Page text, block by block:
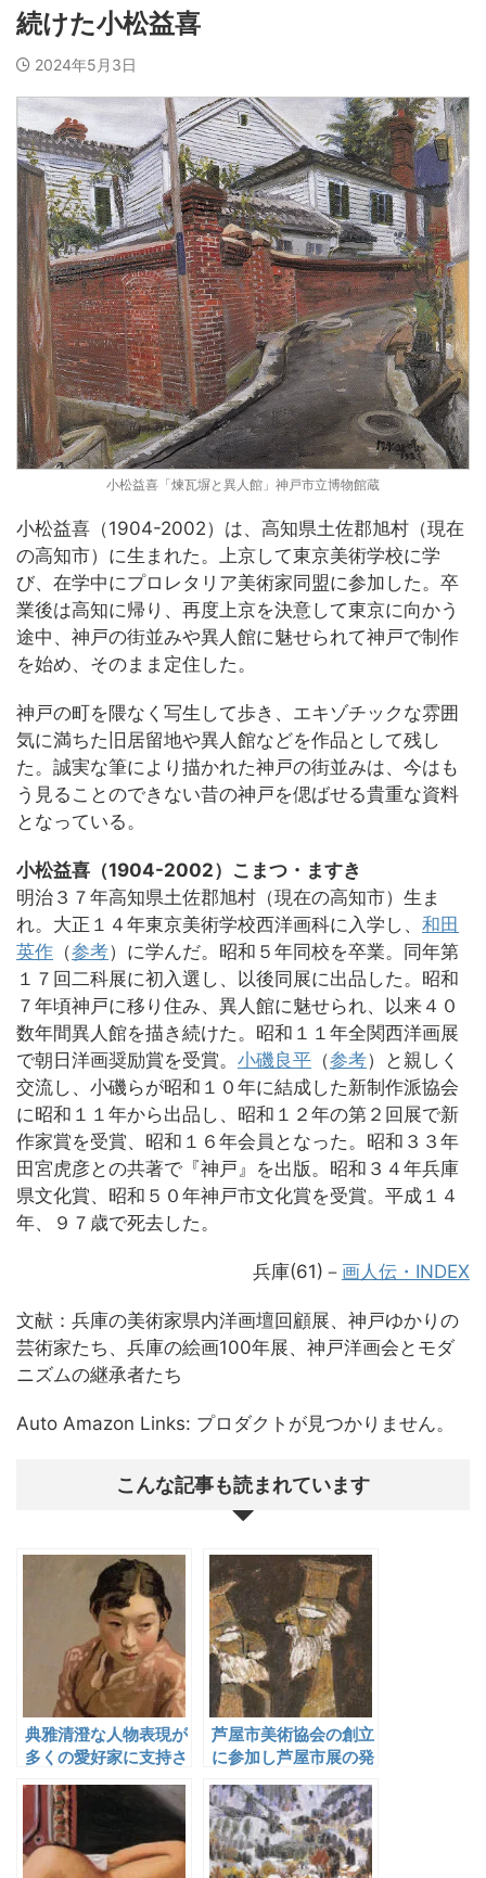
続けた小松益喜
2024年5月3日
小松益喜「煉瓦塀と異人館」神戸市立博物館蔵
小松益喜（1904-2002）は、高知県土佐郡旭村（現在
の高知市）に生まれた。上京して東京美術学校に学
び、在学中にプロレタリア美術家同盟に参加した。卒
業後は高知に帰り、再度上京を決意して東京に向かう
途中、神戸の街並みや異人館に魅せられて神戸で制作
を始め、そのまま定住した。
神戸の町を隈なく写生して歩き、エキゾチックな雰囲
気に満ちた旧居留地や異人館などを作品として残し
た。誠実な筆により描かれた神戸の街並みは、今はも
う見ることのできない昔の神戸を偲ばせる貴重な資料
となっている。
小松益喜（1904-2002）こまつ・ますき
明治３７年高知県土佐郡旭村（現在の高知市）生ま
れ。大正１４年東京美術学校西洋画科に入学し、 和田
英作 （参考）に学んだ。昭和５年同校を卒業。同年第
１７回二科展に初入選し、以後同展に出品した。昭和
７年頃神戸に移り住み、異人館に魅せられ、以来４０
数年間異人館を描き続けた。昭和１１年全関西洋画展
で朝日洋画奨励賞を受賞。 小磯良平 （参考）と親しく
交流し、小磯らが昭和１０年に結成した新制作派協会
に昭和１１年から出品し、昭和１２年の第２回展で新
作家賞を受賞、昭和１６年会員となった。昭和３３年
田宮虎彦との共著で『神戸』を出版。昭和３４年兵庫
県文化賞、昭和５０年神戸市文化賞を受賞。平成１４
年、９７歳で死去した。
兵庫(61)－ 画人伝・INDEX
文献：兵庫の美術家県内洋画壇回顧展、神戸ゆかりの
芸術家たち、兵庫の絵画100年展、神戸洋画会とモダ
ニズムの継承者たち
Auto Amazon Links: プロダクトが見つかりません。
こんな記事も読まれています
典雅清澄な人物表現が
多くの愛好家に支持さ
芦屋市美術協会の創立
に参加し芦屋市展の発